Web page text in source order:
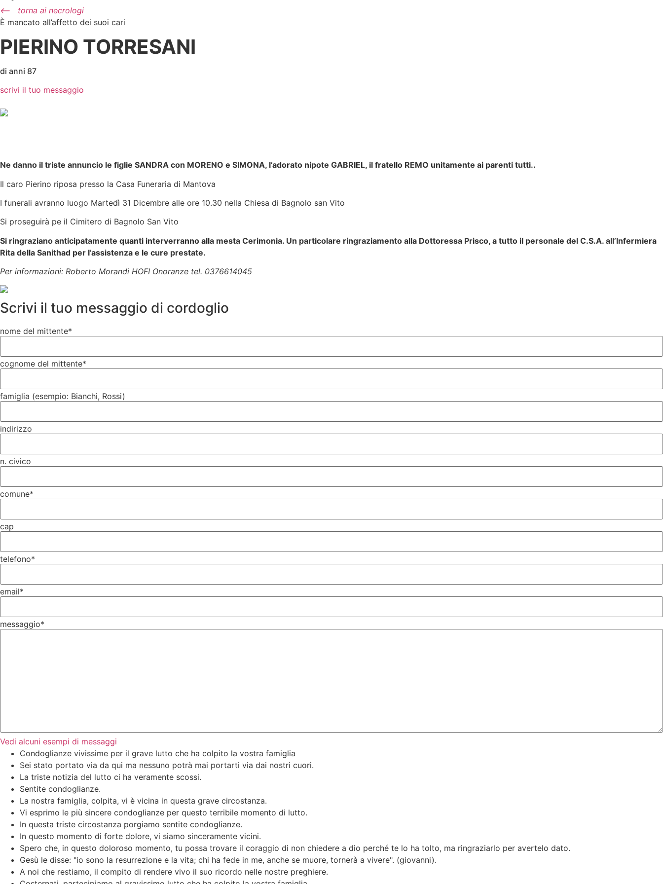
⟵
torna ai necrologi
È mancato all’affetto dei suoi cari
PIERINO TORRESANI
di anni 87
scrivi il tuo messaggio
Ne danno il triste annuncio le figlie SANDRA con MORENO e SIMONA, l’adorato nipote GABRIEL, il fratello REMO unitamente ai parenti tutti..
Il caro Pierino riposa presso la Casa Funeraria di Mantova
I funerali avranno luogo Martedì 31 Dicembre alle ore 10.30 nella Chiesa di Bagnolo san Vito
Si proseguirà pe il Cimitero di Bagnolo San Vito
Si ringraziano anticipatamente quanti interverranno alla mesta Cerimonia. Un particolare ringraziamento alla Dottoressa Prisco, a tutto il personale del C.S.A. all’Infermiera
Rita della Sanithad per l’assistenza e le cure prestate.
Per informazioni: Roberto Morandi HOFI Onoranze tel. 0376614045
Scrivi il tuo messaggio di cordoglio
nome del mittente*
cognome del mittente*
famiglia (esempio: Bianchi, Rossi)
indirizzo
n. civico
comune*
cap
telefono*
email*
messaggio*
Vedi alcuni esempi di messaggi
Condoglianze vivissime per il grave lutto che ha colpito la vostra famiglia
Sei stato portato via da qui ma nessuno potrà mai portarti via dai nostri cuori.
La triste notizia del lutto ci ha veramente scossi.
Sentite condoglianze.
La nostra famiglia, colpita, vi è vicina in questa grave circostanza.
Vi esprimo le più sincere condoglianze per questo terribile momento di lutto.
In questa triste circostanza porgiamo sentite condoglianze.
In questo momento di forte dolore, vi siamo sinceramente vicini.
Spero che, in questo doloroso momento, tu possa trovare il coraggio di non chiedere a dio perché te lo ha tolto, ma ringraziarlo per avertelo dato.
Gesù le disse: "io sono la resurrezione e la vita; chi ha fede in me, anche se muore, tornerà a vivere". (giovanni).
A noi che restiamo, il compito di rendere vivo il suo ricordo nelle nostre preghiere.